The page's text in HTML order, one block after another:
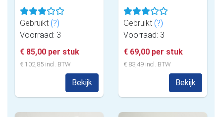
Gebruikt (?)
Voorraad: 3
€ 85,00 per stuk
€ 102,85 incl. BTW
Bekijk
Gebruikt (?)
Voorraad: 3
€ 69,00 per stuk
€ 83,49 incl. BTW
Bekijk